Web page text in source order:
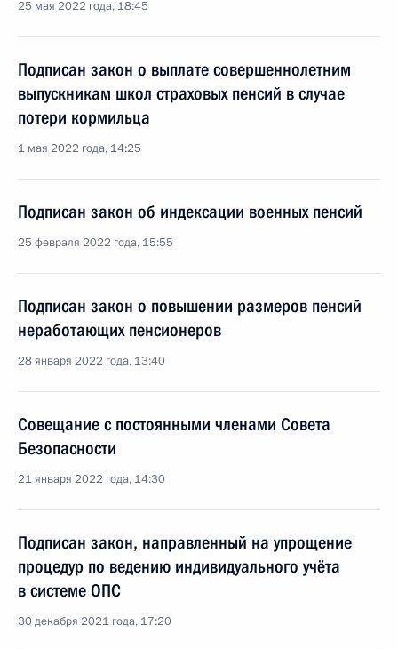
25 мая 2022 года, 18:45
Подписан закон о выплате совершеннолетним
выпускникам школ страховых пенсий в случае
потери кормильца
1 мая 2022 года, 14:25
Подписан закон об индексации военных пенсий
25 февраля 2022 года, 15:55
Подписан закон о повышении размеров пенсий
неработающих пенсионеров
28 января 2022 года, 13:40
Совещание с постоянными членами Совета
Безопасности
21 января 2022 года, 14:30
Подписан закон, направленный на упрощение
процедур по ведению индивидуального учёта
в системе ОПС
30 декабря 2021 года, 17:20